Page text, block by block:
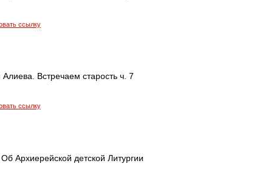
ссылку
Встречаем старость ч. 7
ссылку
Архиерейской детской Литургии